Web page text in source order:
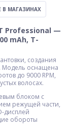
В МАГАЗИНАХ
Professional —
mAh, T-
создания
Модель оснащена
до 9000 RPM,
волосах.
блоком с
режущей части,
дисплей
обороты